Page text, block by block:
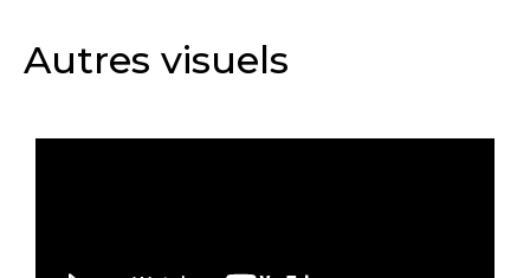
Autres visuels